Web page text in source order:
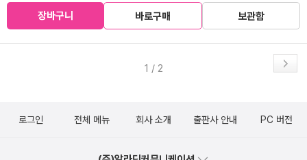
장바구니 바로구매 보관함
1 / 2
로그인 전체 메뉴 회사 소개 출판사 안내 PC 버전